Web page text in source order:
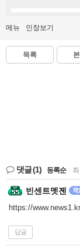
메뉴 인장보기
목록
댓글(1) 등록순
빈센트멧젠
https://
답글